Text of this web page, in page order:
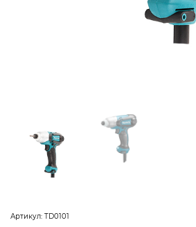
Артикул: TD0101